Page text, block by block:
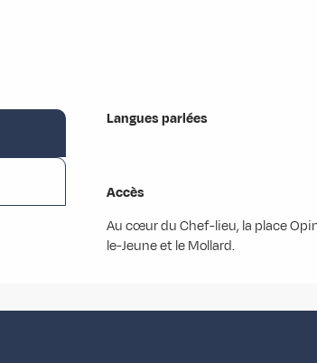
Langues parlées
Langues parlées
Accès
Accès
Au cœur du Chef-lieu, la place
le-Jeune et le Mollard.